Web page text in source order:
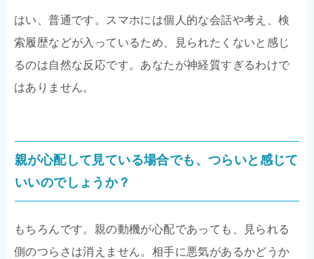
はい、普通です。スマホには個人的な会話や考え、検
索履歴などが入っているため、見られたくないと感じ
るのは自然な反応です。あなたが神経質すぎるわけで
はありません。
親が心配して見ている場合でも、つらいと感じて
いいのでしょうか？
もちろんです。親の動機が心配であっても、見られる
側のつらさは消えません。相手に悪気があるかどうか